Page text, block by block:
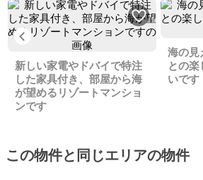
Previous
新しい家電やドバイで特注
した家具付き、部屋から海
が望めるリゾートマンショ
ンです
海の見
との
いです
この物件と同じエリアの物件